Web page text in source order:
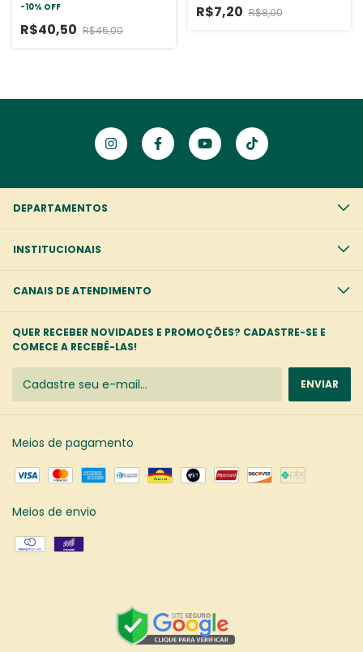
-10% OFF
R$40,50 R$45,00
R$7,20 R$8,00
DEPARTAMENTOS
INSTITUCIONAIS
CANAIS DE ATENDIMENTO
QUER RECEBER NOVIDADES E PROMOÇÕES? CADASTRE-SE E
COMECE A RECEBÊ-LAS!
Meios de pagamento
Meios de envio